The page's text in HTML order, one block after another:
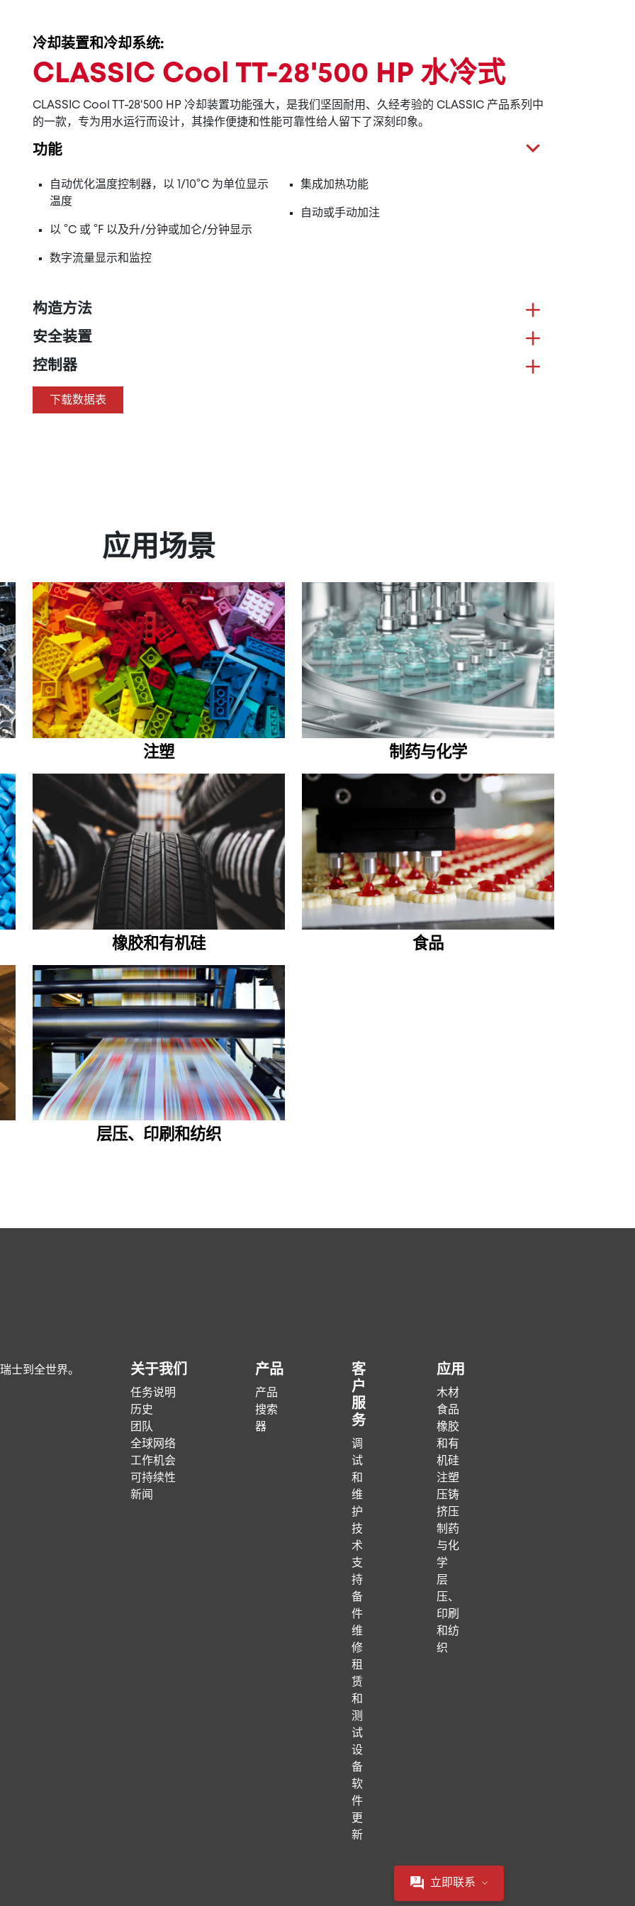
冷却装置和冷却系统:
CLASSIC Cool TT-28'500 HP 水冷式
CLASSIC Cool TT-28'500 HP 冷却装置功能强大，是我们坚固耐用、久经考验的 CLASSIC 产品系列中
的一款，专为用水运行而设计，其操作便捷和性能可靠性给人留下了深刻印象。
功能
自动优化温度控制器，以 1/10°C 为单位显示
温度
以 °C 或 °F 以及升/分钟或加仑/分钟显示
数字流量显示和监控
集成加热功能
自动或手动加注
构造方法
安全装置
控制器
下载数据表
应用场景
注塑 制药与化学
橡胶和有机硅 食品
层压、印刷和纺织
立即联系
士到全世界。 关于我们
任务说明
历史
团队
全球网络
工作机会
可持续性
新闻
产品
产品
搜索
器
客
户
服
务
调
试
和
维
护
技
术
支
持
备
件
维
修
租
赁
和
测
试
设
备
软
件
更
新
应用
木材
食品
橡胶
和有
机硅
注塑
压铸
挤压
制药
与化
学
层
压、
印刷
和纺
织